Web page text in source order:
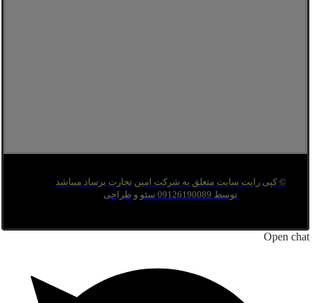
© کپی رایت سایت متعلق به شرکت امین تجارت برساد میباشد
توسط 09126190089 سئو و طراحی
Open chat